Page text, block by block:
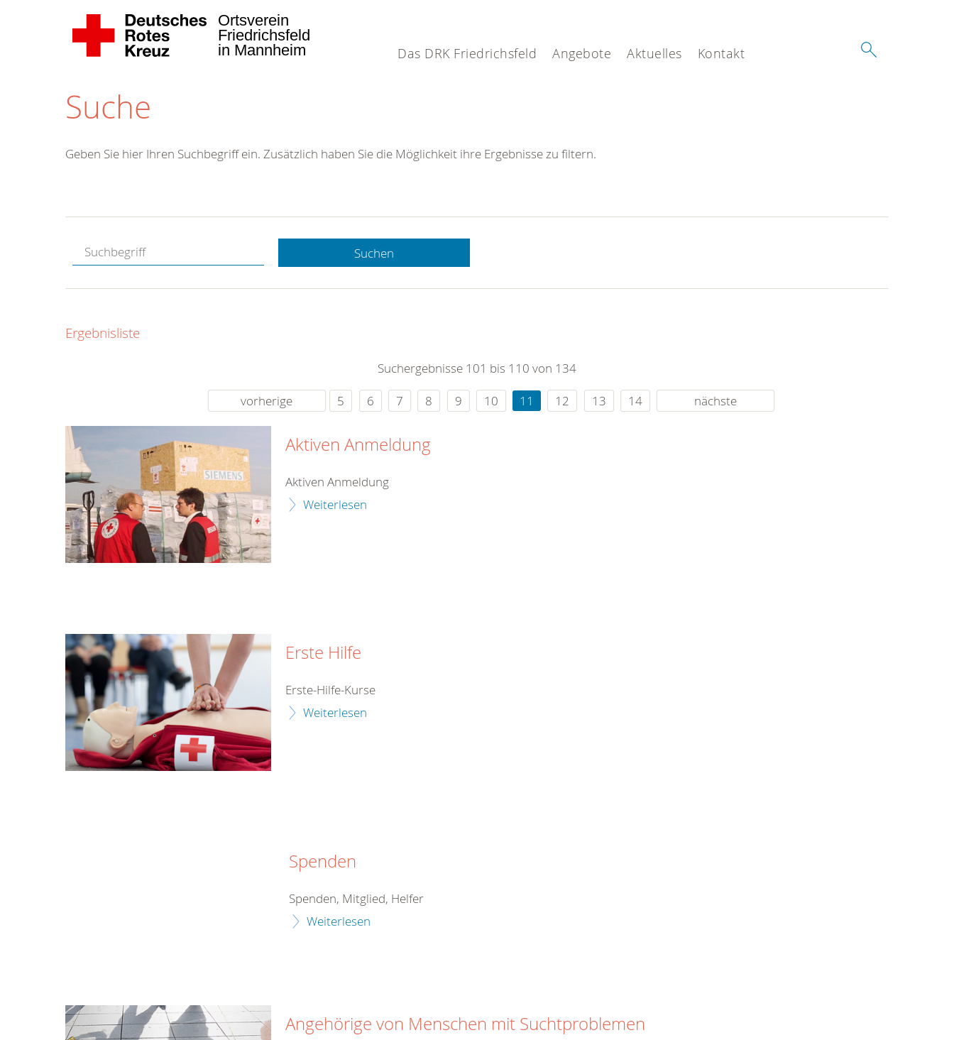
Das DRK Friedrichsfeld Angebote Aktuelles Kontakt
Ortsverein
Friedrichsfeld
in Mannheim
Suche
Hotline.
gerne.
rund um die Uhr
Geben Sie hier Ihren Suchbegriff ein. Zusätzlich haben Sie die Möglichkeit ihre Ergebnisse zu filtern.
Suchen
Ergebnisliste
Suchergebnisse 101 bis 110 von 134
vorherige
5 6 7 8 9 10 11 12 13 14 nächste
Aktiven Anmeldung
Aktiven Anmeldung
Weiterlesen
Erste Hilfe
Erste-Hilfe-Kurse
Weiterlesen
Spenden
Spenden, Mitglied, Helfer
Weiterlesen
Angehörige von Menschen mit Suchtproblemen